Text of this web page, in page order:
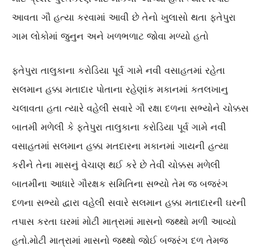
આવતા ગૌ હત્યા કરવામાં આવી છે તેનો ખુલાસો થતા ફતેપુરા
ગામ લોકોમાં જુનુન અને ખળભળાટ જોવા મળ્યો હતો
ફતેપુરા તાલુકાના કરોડિયા પૂર્વ ગામે નવી વસાહતમાં રહેતા
સલમાન હક્કા મતાદાર પોતાના રહેણાંક મકાનમાં કતલખાનુ
ચલાવતા હતા ત્યારે વહેલી સવારે ગૌ રક્ષા દળના સભ્યોને ચોક્કસ
બાતમી મળેલી કે ફતેપુરા તાલુકાના કરોડિયા પૂર્વ ગામે નવી
વસાહતમાં સલમાન હક્કા મતદારના મકાનમાં ગાયની હત્યા
કરીને તેના માસનું વેચાણ થઈ કરે છે તેવી ચોક્કસ મળેલી
બાતમીના આધારે ગૌરક્ષક સમિતિના સભ્યો તેમ જ બજરંગ
દળના સભ્યો દ્વારા વહેલી સવારે સલમાન હક્કા મતાદારની ઘરની
તપાસ કરતા ઘરમાં મોટી માત્રામાં માસનો જથ્થો મળી આવ્યો
હતો.મોટી માત્રામાં માસનો જથ્થો જોઈ બજરંગ દળ તેમજ